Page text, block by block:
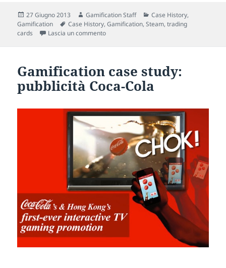
Scritto
il
27 Giugno 2013 Autore
Gamification Staff Categorie
Case History,
Gamification
Tag
Case History,Gamification,Steam,trading
cards
Lascia un commentosu Gamification case study: Steam
Gamification case study:
pubblicità Coca-Cola